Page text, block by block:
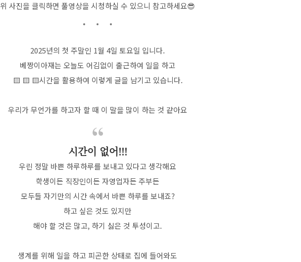
위 사진을 클릭하면 풀영상을 시청하실 수 있으니 참고하세요😎
2025년의 첫 주말인 1월 4일 토요일 입니다.
베짱이아재는 오늘도 어김없이 출근하여 일을 하고
🟨 🟨 🟨시간을 활용하여 이렇게 글을 남기고 있습니다.
우리가 무언가를 하고자 할 때 이 말을 많이 하는 것 같아요
시간이 없어!!!
우린 정말 바쁜 하루하루를 보내고 있다고 생각해요
학생이든 직장인이든 자영업자든 주부든
모두들 자기만의 시간 속에서 바쁜 하루를 보내죠?
하고 싶은 것도 있지만
해야 할 것은 많고, 하기 싫은 것 투성이고.
생계를 위해 일을 하고 피곤한 상태로 집에 들어와도